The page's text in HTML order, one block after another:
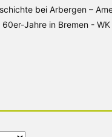
bei Arbergen –
Jahre in Bremen -